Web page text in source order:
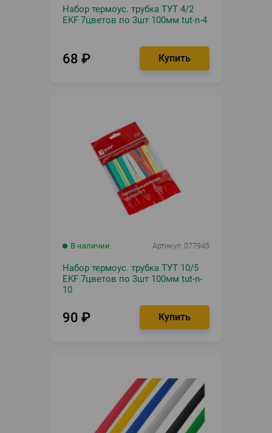
Набор термоус. трубка ТУТ 4/2
EKF 7цветов по 3шт 100мм tut-n-4
68 ₽
В наличии Артикул 077945
Набор термоус. трубка ТУТ 10/5
EKF 7цветов по 3шт 100мм tut-n-
10
90 ₽